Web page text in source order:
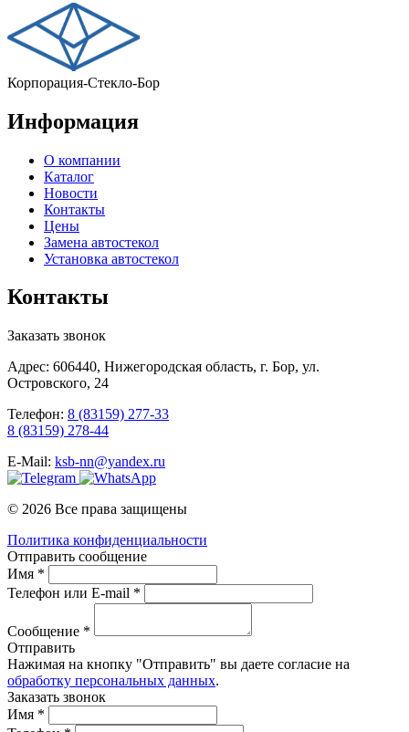
Корпорация-Стекло-Бор
Информация
О компании
Каталог
Новости
Контакты
Цены
Замена автостекол
Установка автостекол
Контакты
Заказать звонок
Адрес: 606440, Нижегородская область, г. Бор, ул.
Островского, 24
Телефон: 8 (83159) 277-33
8 (83159) 278-44
E-Mail: ksb-nn@yandex.ru
© 2026 Все права защищены
Политика конфиденциальности
Отправить сообщение
Имя *
Телефон или E-mail *
Сообщение *
Отправить
Нажимая на кнопку "Отправить" вы даете согласие на
обработку персональных данных.
Заказать звонок
Имя *